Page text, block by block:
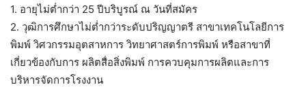
1. อายุไม่ต่ำกว่า 25 ปีบริบูรณ์ ณ วันที่สมัคร
2. วุฒิการศึกษาไม่ต่ำกว่าระดับปริญญาตรี สาขาเทคโนโลยีการ
พิมพ์ วิศวกรรมอุตสาหการ วิทยาศาสตร์การพิมพ์ หรือสาขาที่
เกี่ยวข้องกับการ ผลิตสื่อสิ่งพิมพ์ การควบคุมการผลิตและการ
บริหารจัดการโรงงาน